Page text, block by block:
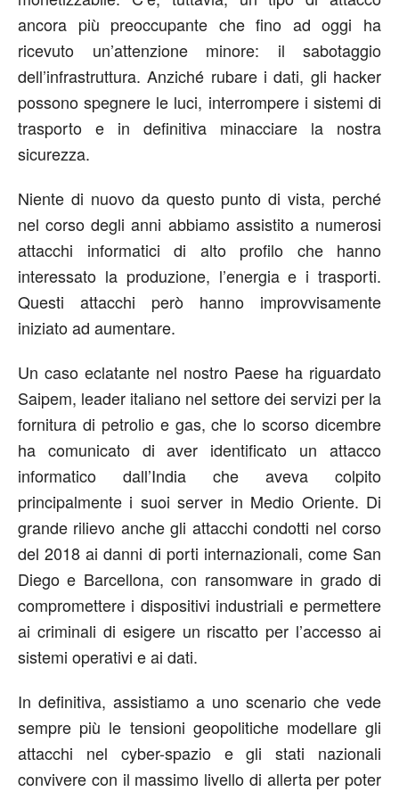
ancora più preoccupante che fino ad oggi ha
ricevuto un’attenzione minore: il sabotaggio
dell’infrastruttura. Anziché rubare i dati, gli hacker
possono spegnere le luci, interrompere i sistemi di
trasporto e in definitiva minacciare la nostra
sicurezza.
Niente di nuovo da questo punto di vista, perché
nel corso degli anni abbiamo assistito a numerosi
attacchi informatici di alto profilo che hanno
interessato la produzione, l’energia e i trasporti.
Questi attacchi però hanno improvvisamente
iniziato ad aumentare.
Un caso eclatante nel nostro Paese ha riguardato
Saipem, leader italiano nel settore dei servizi per la
fornitura di petrolio e gas, che lo scorso dicembre
ha comunicato di aver identificato un attacco
informatico dall’India che aveva colpito
principalmente i suoi server in Medio Oriente. Di
grande rilievo anche gli attacchi condotti nel corso
del 2018 ai danni di porti internazionali, come San
Diego e Barcellona, con ransomware in grado di
compromettere i dispositivi industriali e permettere
ai criminali di esigere un riscatto per l’accesso ai
sistemi operativi e ai dati.
In definitiva, assistiamo a uno scenario che vede
sempre più le tensioni geopolitiche modellare gli
attacchi nel cyber-spazio e gli stati nazionali
convivere con il massimo livello di allerta per poter